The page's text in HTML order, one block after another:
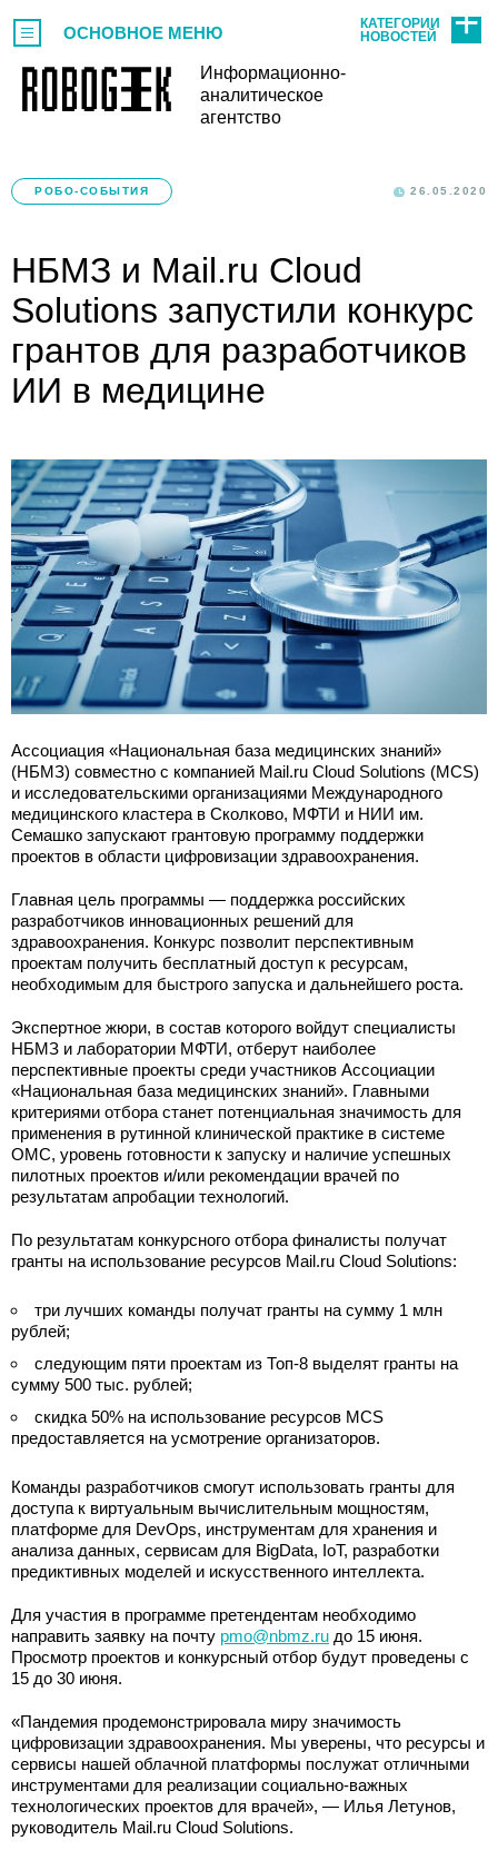
Информационно-
аналитическое
агентство
ОСНОВНОЕ МЕНЮ
КАТЕГОРИИ
НОВОСТЕЙ
РОБО-СОБЫТИЯ 26.05.2020
НБМЗ и Mail.ru Cloud
Solutions запустили конкурс
грантов для разработчиков
ИИ в медицине
Ассоциация «Национальная база медицинских знаний»
(НБМЗ) совместно с компанией Mail.ru Cloud Solutions (MCS)
и исследовательскими организациями Международного
медицинского кластера в Сколково, МФТИ и НИИ им.
Семашко запускают грантовую программу поддержки
проектов в области цифровизации здравоохранения.
Главная цель программы — поддержка российских
разработчиков инновационных решений для
здравоохранения. Конкурс позволит перспективным
проектам получить бесплатный доступ к ресурсам,
необходимым для быстрого запуска и дальнейшего роста.
Экспертное жюри, в состав которого войдут специалисты
НБМЗ и лаборатории МФТИ, отберут наиболее
перспективные проекты среди участников Ассоциации
«Национальная база медицинских знаний». Главными
критериями отбора станет потенциальная значимость для
применения в рутинной клинической практике в системе
ОМС, уровень готовности к запуску и наличие успешных
пилотных проектов и/или рекомендации врачей по
результатам апробации технологий.
По результатам конкурсного отбора финалисты получат
гранты на использование ресурсов Mail.ru Cloud Solutions:
три лучших команды получат гранты на сумму 1 млн
рублей;
следующим пяти проектам из Топ-8 выделят гранты на
сумму 500 тыс. рублей;
скидка 50% на использование ресурсов MCS
предоставляется на усмотрение организаторов.
Команды разработчиков смогут использовать гранты для
доступа к виртуальным вычислительным мощностям,
платформе для DevOps, инструментам для хранения и
анализа данных, сервисам для BigData, IoT, разработки
предиктивных моделей и искусственного интеллекта.
Для участия в программе претендентам необходимо
направить заявку на почту pmo@nbmz.ru до 15 июня.
Просмотр проектов и конкурсный отбор будут проведены с
15 до 30 июня.
«Пандемия продемонстрировала миру значимость
цифровизации здравоохранения. Мы уверены, что ресурсы и
сервисы нашей облачной платформы послужат отличными
инструментами для реализации социально-важных
технологических проектов для врачей», — Илья Летунов,
руководитель Mail.ru Cloud Solutions.